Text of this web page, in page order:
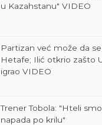
u Kazahstanu" VIDEO
Partizan već može da se sprema za
Hetafe; Ilić otkrio zašto
igrao VIDEO
Trener Tobola: "Hteli smo da Partizan
napada po krilu"